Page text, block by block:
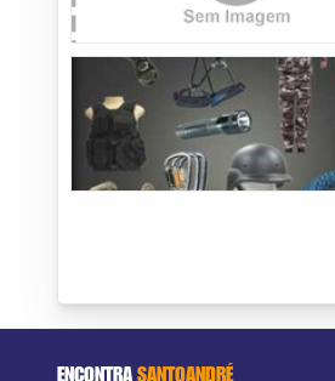
ENCONTRASANTOANDRÉ